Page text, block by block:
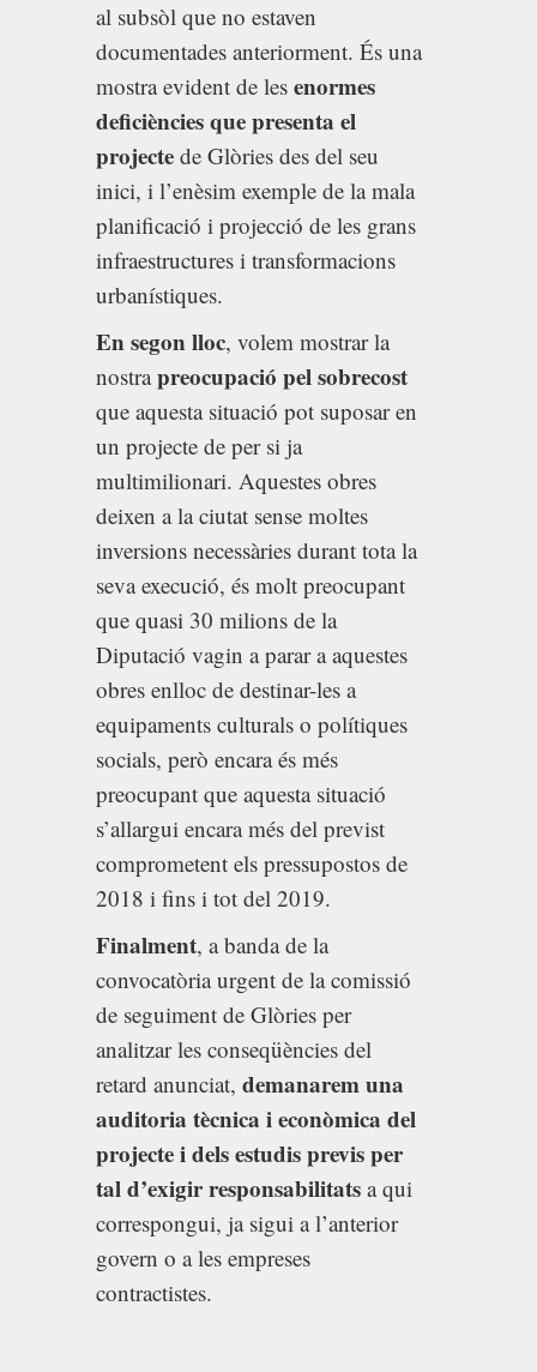
al subsòl que no estaven
documentades anteriorment. És una
mostra evident de les enormes
deficiències que presenta el
projecte de Glòries des del seu
inici, i l’enèsim exemple de la mala
planificació i projecció de les grans
infraestructures i transformacions
urbanístiques.
En segon lloc, volem mostrar la
nostrapreocupació pel sobrecost
que aquesta situació pot suposar en
un projecte de per si ja
multimilionari. Aquestes obres
deixen a la ciutat sense moltes
inversions necessàries durant tota la
seva execució, és molt preocupant
que quasi 30 milions de la
Diputació vagin a parar a aquestes
obres enlloc de destinar-les a
equipaments culturals o polítiques
socials, però encara és més
preocupant que aquesta situació
s’allargui encara més del previst
comprometent els pressupostos de
2018 i fins i tot del 2019.
Finalment, a banda de la
convocatòria urgent de la comissió
de seguiment de Glòries per
analitzar les conseqüències del
retard anunciat, demanarem una
auditoria tècnica i econòmica del
projecte i dels estudis previs per
tal d’exigir responsabilitats a qui
correspongui, ja sigui a l’anterior
govern o a les empreses
contractistes.